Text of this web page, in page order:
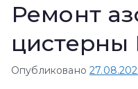
Ремонт
цистерны
Опубликовано